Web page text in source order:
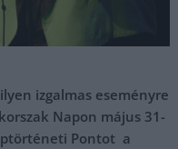
izgalmas eseményre
Napon május 31-
Pontot a